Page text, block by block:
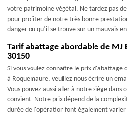
votre patrimoine végétal. Ne tardez pas
pour profiter de notre très bonne
danger ou qu’il se trouve sur un mauvais
Tarif abattage abordable de MJ
30150
Si vous voulez connaître le prix d'abattage
à Roquemaure, veuillez nous écrire un
Vous pouvez aussi aller à notre siège dans
convient. Notre prix dépend de la
durée de l'opération font également varier